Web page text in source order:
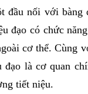
đầu nối với bàng
đạo có chức
cơ thể. Cùng
đạo là cơ quan
tiết niệu.